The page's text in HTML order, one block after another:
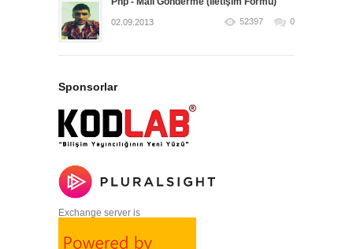
02.09.2013 52397 0
Sponsorlar
Exchange server is